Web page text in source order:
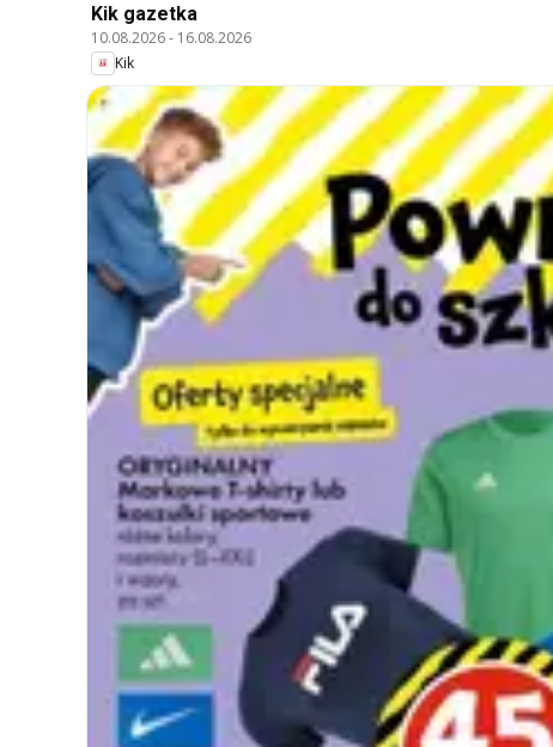
Kik gazetka
10.08.2026- 16.08.2026
Kik